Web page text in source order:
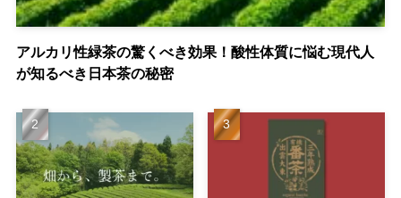
アルカリ性緑茶の驚くべき効果！酸性体質に悩む現代人
が知るべき日本茶の秘密